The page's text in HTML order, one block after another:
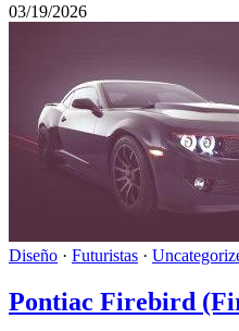
03/19/2026
Diseño · Futuristas ·
Pontiac Firebird